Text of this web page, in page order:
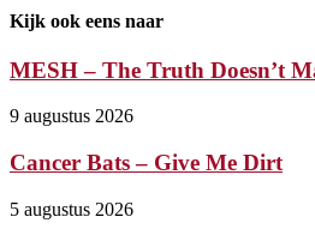
Kijk ook eens naar
MESH – The Truth Doesn’t
9 augustus 2026
Cancer Bats – Give Me Dirt
5 augustus 2026